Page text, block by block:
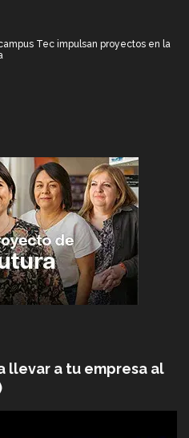
Tec impulsan proyectos en la
llevar a tu empresa al